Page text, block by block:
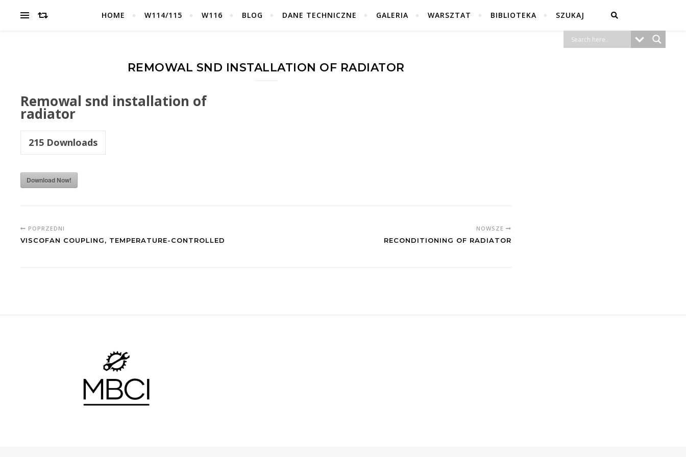
HOME W114/115 W116 BLOG DANE TECHNICZNE GALERIA WARSZTAT BIBLIOTEKA SZUKAJ
REMOWAL SND INSTALLATION OF RADIATOR
Remowal snd installation of
radiator
215 Downloads
Download Now!
POPRZEDNI
VISCOFAN COUPLING, TEMPERATURE-CONTROLLED
NOWSZE
RECONDITIONING OF RADIATOR